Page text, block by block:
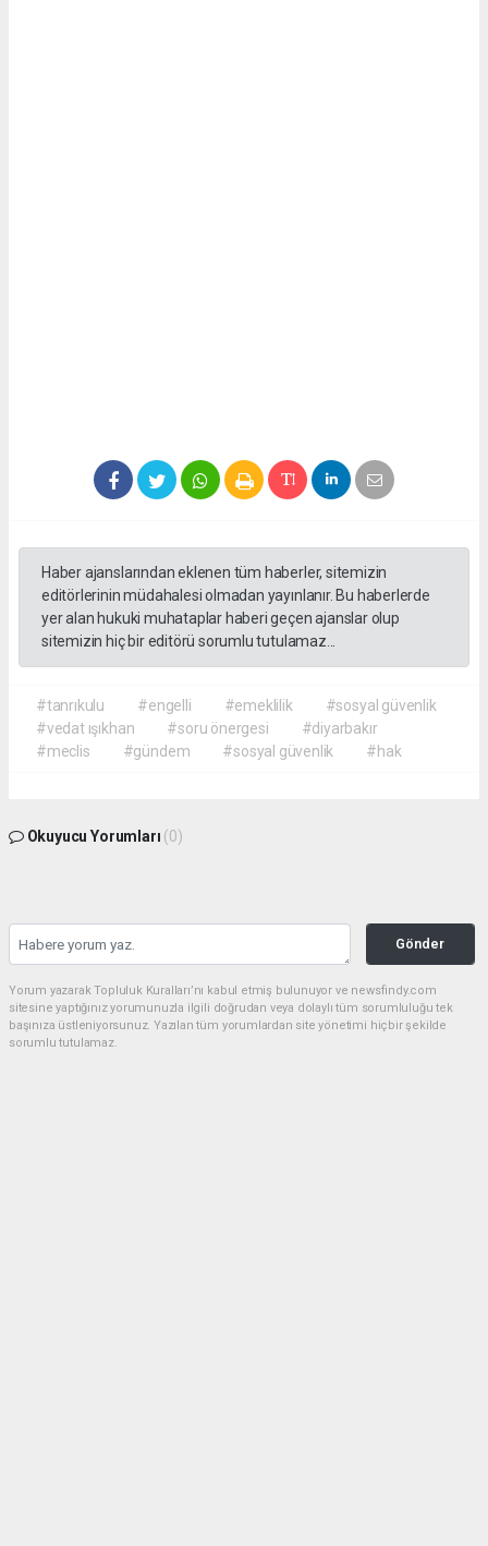
Haber ajanslarından eklenen tüm haberler, sitemizin
editörlerinin müdahalesi olmadan yayınlanır. Bu haberlerde
yer alan hukuki muhataplar haberi geçen ajanslar olup
sitemizin hiç bir editörü sorumlu tutulamaz...
#tanrıkulu #engelli #emeklilik
#sosyal güvenlik
#vedat ışıkhan
#soru önergesi
#diyarbakır
#meclis
#gündem #sosyal güvenlik #hak
Okuyucu Yorumları (0)
Gönder
Yorum yazarak Topluluk Kuralları’nı kabul etmiş bulunuyor ve newsfindy.com
sitesine yaptığınız yorumunuzla ilgili doğrudan veya dolaylı tüm sorumluluğu tek
başınıza üstleniyorsunuz. Yazılan tüm yorumlardan site yönetimi hiçbir şekilde
sorumlu tutulamaz.